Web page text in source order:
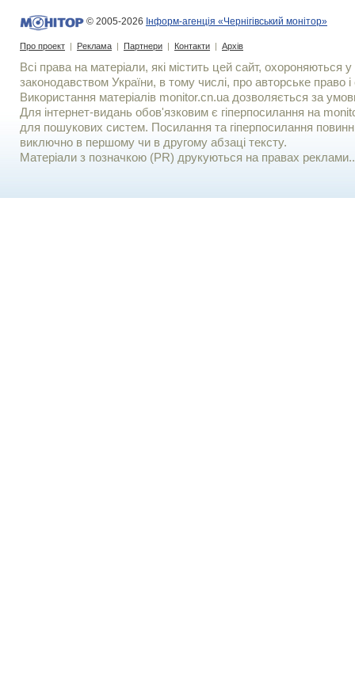
© 2005-2026 Інформ-агенція «Чернігівський монітор»
Про проект | Реклама | Партнери | Контакти | Архів
Всі права на матеріали, які містить цей сайт, охороняються у
законодавством України, в тому числі, про авторське право і
Використання матерiалiв monitor.cn.ua дозволяється за
Для iнтернет-видань обов'язковим є гiперпосилання на
для пошукових систем. Посилання та гіперпосилання
виключно в першому чи в другому абзаці тексту.
Матеріали з позначкою (PR) друкуються на правах реклами..